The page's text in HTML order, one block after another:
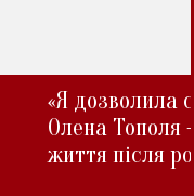
«Я дозволила
Олена Тополя
життя після